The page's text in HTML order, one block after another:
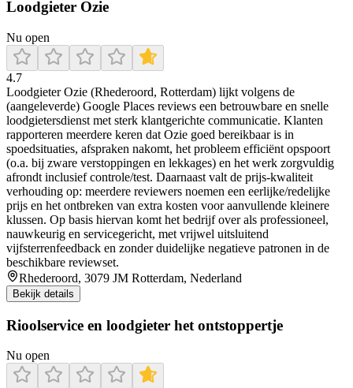
Loodgieter Ozie
Nu open
4.7
Loodgieter Ozie (Rhederoord, Rotterdam) lijkt volgens de
(aangeleverde) Google Places reviews een betrouwbare en snelle
loodgietersdienst met sterk klantgerichte communicatie. Klanten
rapporteren meerdere keren dat Ozie goed bereikbaar is in
spoedsituaties, afspraken nakomt, het probleem efficiënt opspoort
(o.a. bij zware verstoppingen en lekkages) en het werk zorgvuldig
afrondt inclusief controle/test. Daarnaast valt de prijs-kwaliteit
verhouding op: meerdere reviewers noemen een eerlijke/redelijke
prijs en het ontbreken van extra kosten voor aanvullende kleinere
klussen. Op basis hiervan komt het bedrijf over als professioneel,
nauwkeurig en servicegericht, met vrijwel uitsluitend
vijfsterrenfeedback en zonder duidelijke negatieve patronen in de
beschikbare reviewset.
Rhederoord, 3079 JM Rotterdam, Nederland
Bekijk details
Rioolservice en loodgieter het ontstoppertje
Nu open